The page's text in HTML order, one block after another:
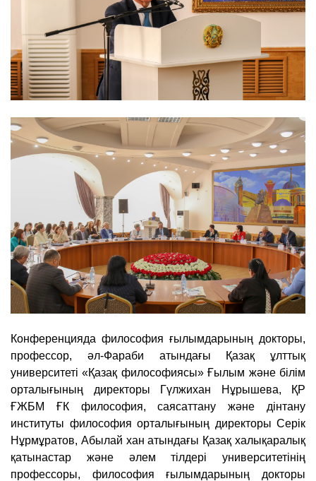
Конференцияда философия ғылымдарының докторы,
профессор, әл-Фараби атындағы Қазақ ұлттық
университеті «Қазақ философиясы» Ғылым және білім
орталығының директоры Гүлжихан Нұрышева, ҚР
ҒЖБМ ҒК философия, саясаттану және дінтану
институты философия орталығының директоры Серік
Нұрмұратов, Абылай хан атындағы Қазақ халықаралық
қатынастар және әлем тілдері университетінің
профессоры, философия ғылымдарының докторы